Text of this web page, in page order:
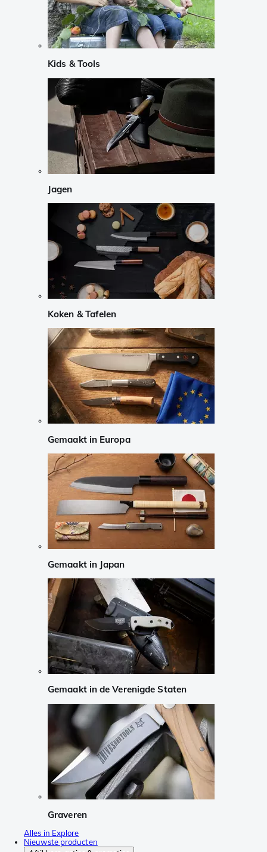
Kids & Tools
Jagen
Koken & Tafelen
Gemaakt in Europa
Gemaakt in Japan
Gemaakt in de Verenigde Staten
Graveren
Alles in Explore
Nieuwste producten